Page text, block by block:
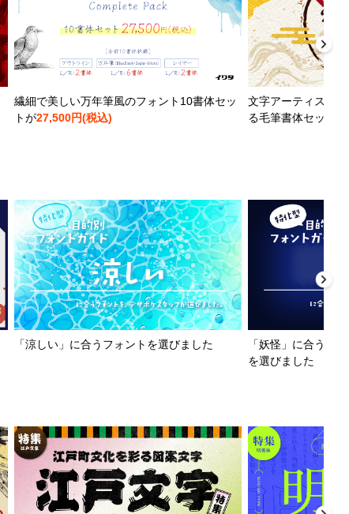
繊細で美しい万年筆風のフォント10書体セッ
トが27,500円(税込)
文字アーティスト
る毛筆書体セットが
「涼しい」に合うフォントを選びました
「妖怪」に合うフ
を選びました